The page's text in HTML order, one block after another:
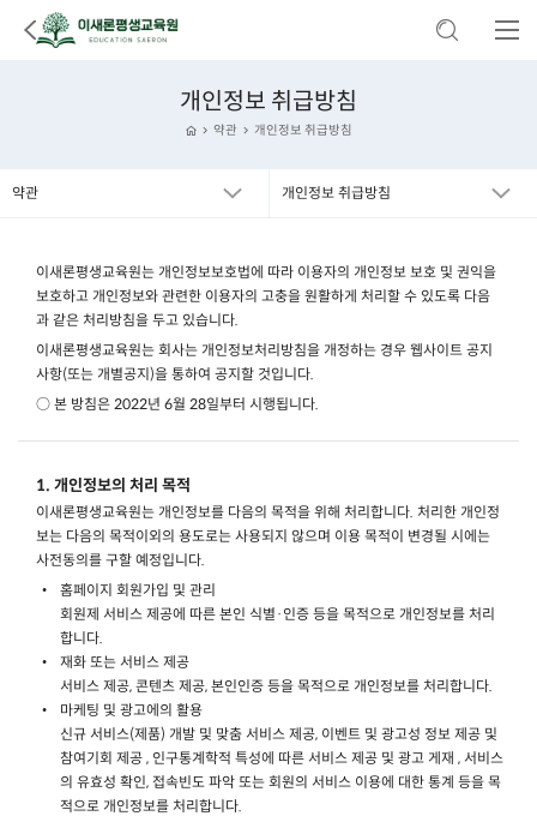
개인정보 취급방침
약관 개인정보 취급방침
약관 개인정보 취급방침
이새론평생교육원는 개인정보보호법에 따라 이용자의 개인정보 보호 및 권익을
보호하고 개인정보와 관련한 이용자의 고충을 원활하게 처리할 수 있도록 다음
과 같은 처리방침을 두고 있습니다.
이새론평생교육원는 회사는 개인정보처리방침을 개정하는 경우 웹사이트 공지
사항(또는 개별공지)을 통하여 공지할 것입니다.
○ 본 방침은 2022년 6월 28일부터 시행됩니다.
1. 개인정보의 처리 목적
이새론평생교육원는 개인정보를 다음의 목적을 위해 처리합니다. 처리한 개인정
보는 다음의 목적이외의 용도로는 사용되지 않으며 이용 목적이 변경될 시에는
사전동의를 구할 예정입니다.
홈페이지 회원가입 및 관리
회원제 서비스 제공에 따른 본인 식별·인증 등을 목적으로 개인정보를 처리
합니다.
재화 또는 서비스 제공
서비스 제공, 콘텐츠 제공, 본인인증 등을 목적으로 개인정보를 처리합니다.
마케팅 및 광고에의 활용
신규 서비스(제품) 개발 및 맞춤 서비스 제공, 이벤트 및 광고성 정보 제공 및
참여기회 제공 , 인구통계학적 특성에 따른 서비스 제공 및 광고 게재 , 서비스
의 유효성 확인, 접속빈도 파악 또는 회원의 서비스 이용에 대한 통계 등을 목
적으로 개인정보를 처리합니다.